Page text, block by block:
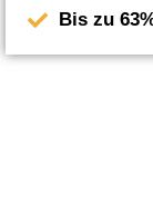
Bis zu